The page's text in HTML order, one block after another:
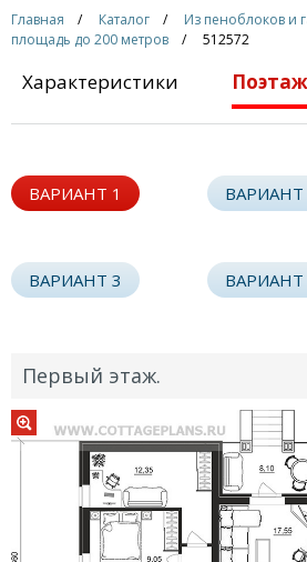
Главная Каталог
Из пеноблоков и
площадь до 200 метров
512572
Характеристики
ВАРИАНТ 1 ВАРИАНТ
ВАРИАНТ 3 ВАРИАНТ
Первый этаж.